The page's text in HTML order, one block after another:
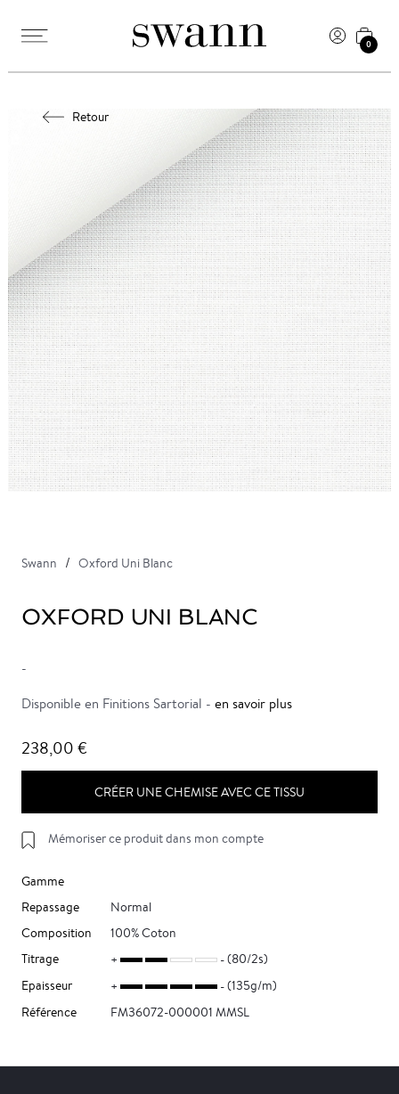
0
Retour
Swann Oxford Uni Blanc
OXFORD UNI BLANC
-
Disponible en Finitions Sartorial - en savoir plus
238,00 €
CRÉER UNE CHEMISE AVEC CE TISSU
Mémoriser ce produit dans mon compte
Gamme
Repassage
Normal
Composition
100% Coton
Titrage
(80/2s)
Epaisseur
(135g/m)
Référence
FM36072-000001 MMSL